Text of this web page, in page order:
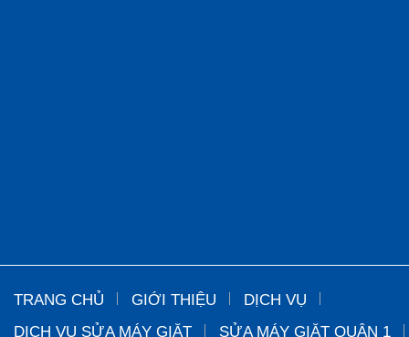
TRANG CHỦ GIỚI THIỆU
DỊCH VỤ
DỊCH VỤ SỬA MÁY GIẶT
SỬA MÁY GIẶT QUẬN 1